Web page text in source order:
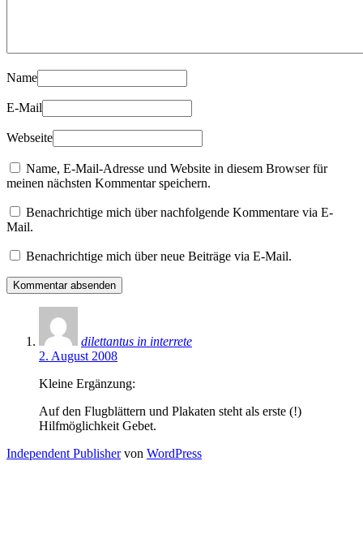
Name
E-Mail
Webseite
Name, E-Mail-Adresse und Website in diesem Browser für
meinen nächsten Kommentar speichern.
Benachrichtige mich über nachfolgende Kommentare via E-
Mail.
Benachrichtige mich über neue Beiträge via E-Mail.
dilettantus in interrete
2. August 2008
Kleine Ergänzung:
Auf den Flugblättern und Plakaten steht als erste (!)
Hilfmöglichkeit Gebet.
Independent Publishervon WordPress